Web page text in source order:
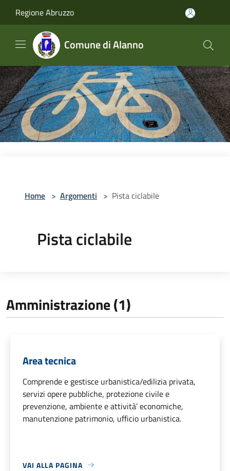
Regione Abruzzo
Comune di Alanno
Home > Argomenti > Pista ciclabile
Pista ciclabile
Amministrazione (1)
Area tecnica
Comprende e gestisce urbanistica/edilizia privata,
servizi opere pubbliche, protezione civile e
prevenzione, ambiente e attività’ economiche,
manutenzione patrimonio, ufficio urbanistica.
VAI ALLA PAGINA